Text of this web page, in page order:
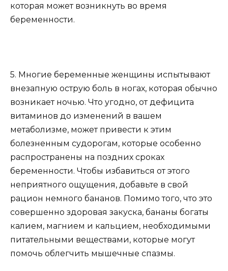
которая может возникнуть во время
беременности.
5. Многие беременные женщины испытывают
внезапную острую боль в ногах, которая обычно
возникает ночью. Что угодно, от дефицита
витаминов до изменений в вашем
метаболизме, может привести к этим
болезненным судорогам, которые особенно
распространены на поздних сроках
беременности. Чтобы избавиться от этого
неприятного ощущения, добавьте в свой
рацион немного бананов. Помимо того, что это
совершенно здоровая закуска, бананы богаты
калием, магнием и кальцием, необходимыми
питательными веществами, которые могут
помочь облегчить мышечные спазмы.